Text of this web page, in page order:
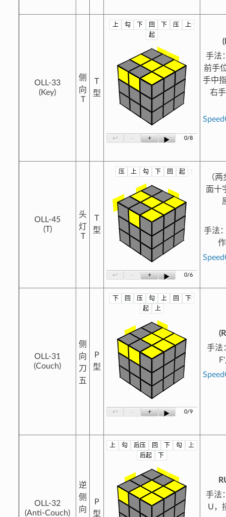
OLL-33
(Key)
侧
向
T
T
型
上 勾 下 回 下 压
上
起
?
↩ - + ▶ 0/8
手法
前手
手中
右
OLL-45
(T)
头
灯
T
T
型
压 上 勾 下 回 起 ?
↩ - + ▶ 0/6
（
面十
手法
OLL-31
(Couch)
侧
向
刀
五
P
型
下 回 压 勾 上 回
下
起
上
?
↩ - + ▶ 0/9
手法
OLL-32
(Anti-Couch)
逆
侧
向
P
型
上 勾 后压 回 下 勾
上
后起
下
?
手法
U，